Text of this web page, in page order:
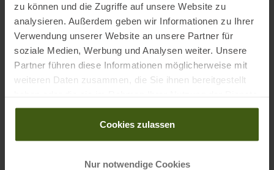
zu können und die Zugriffe auf unsere Website zu
analysieren. Außerdem geben wir Informationen zu Ihrer
Verwendung unserer Website an unsere Partner für
soziale Medien, Werbung und Analysen weiter. Unsere
Partner führen diese Informationen möglicherweise mit
weiteren Daten zusammen, die Sie ihnen bereitgestellt
gesammelt haben.
Cookies zulassen
Nur notwendige Cookies
Informationen zu EU Verordnung GPSR
Name des Herstellers:Cascade Designs Inc.
Postanschrift des Herstellers:11500 Production Drive, Reno
89506, Nevada, USA
Elektronische Adresse des
Postanschrift des Einführers:Dwyer Road, Midleton, Co. Cork, P25
Elektronische Adresse des